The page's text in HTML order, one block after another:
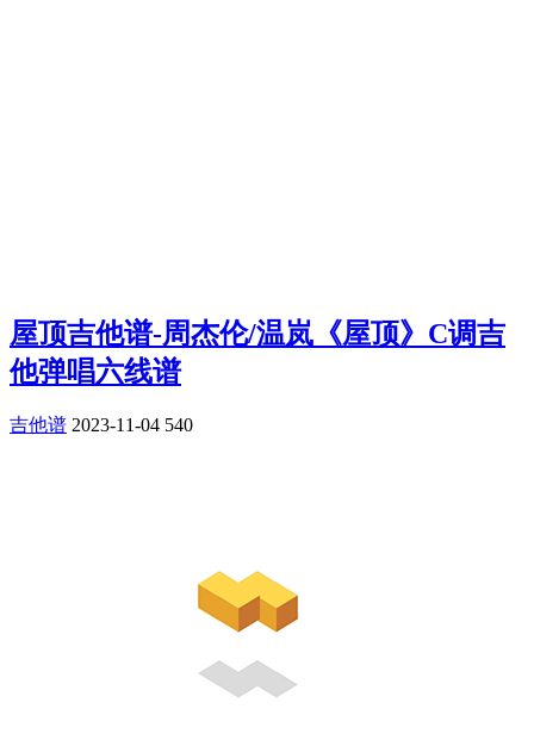
屋顶吉他谱-周杰伦/温岚《屋顶》C调吉
他弹唱六线谱
吉他谱 2023-11-04 540